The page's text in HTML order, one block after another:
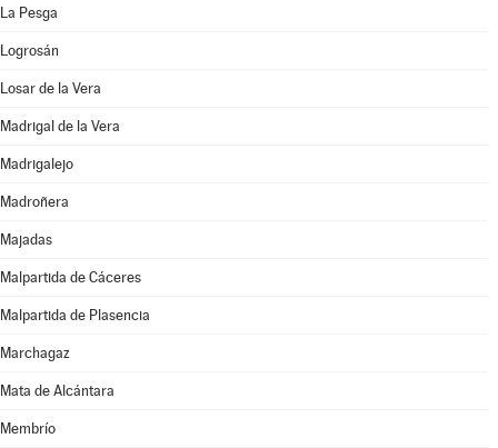
La Pesga
Logrosán
Losar de la Vera
Madrigal de la Vera
Madrigalejo
Madroñera
Majadas
Malpartida de Cáceres
Malpartida de Plasencia
Marchagaz
Mata de Alcántara
Membrío